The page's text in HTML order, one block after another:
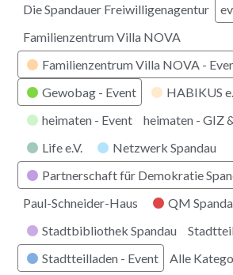
Die Spandauer Freiwilligenagentur
Familienzentrum Villa NOVA
Familienzentrum Villa NOVA -
Gewobag - Event
HABIKUS
heimaten - Event
heimaten - GIZ
Life e.V.
Netzwerk Spandau
Partnerschaft für Demokratie
Paul-Schneider-Haus
QM
Stadtbibliothek Spandau
Stadtteilladen - Event
Alle